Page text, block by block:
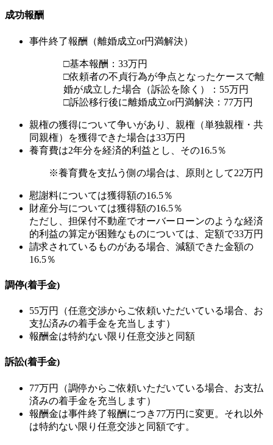
成功報酬
事件終了報酬（離婚成立or円満解決）
□基本報酬：33万円
□依頼者の不貞行為が争点となったケースで離
婚が成立した場合（訴訟を除く）：55万円
□訴訟移行後に離婚成立or円満解決：77万円
親権の獲得について争いがあり、親権（単独親権・共
同親権）を獲得できた場合は33万円
養育費は2年分を経済的利益とし、その16.5％
※養育費を支払う側の場合は、原則として22万円
慰謝料については獲得額の16.5％
財産分与については獲得額の16.5％
ただし、担保付不動産でオーバーローンのような経済
的利益の算定が困難なものについては、定額で33万円
請求されているものがある場合、減額できた金額の
16.5％
調停(着手金)
55万円（任意交渉からご依頼いただいている場合、お
支払済みの着手金を充当します）
報酬金は特約ない限り任意交渉と同額
訴訟(着手金)
77万円（調停からご依頼いただいている場合、お支払
済みの着手金を充当します）
報酬金は事件終了報酬につき77万円に変更。それ以外
は特約ない限り任意交渉と同額です。